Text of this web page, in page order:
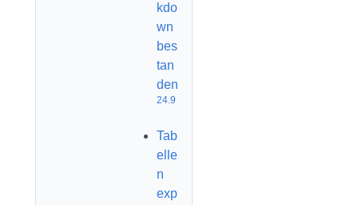
kdo
wn
bes
tan
den
24.9
Tab
elle
n
exp